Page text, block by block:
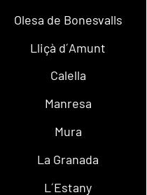
Olesa de Bonesvalls
Lliçà d´Amunt
Calella
Manresa
Mura
La Granada
L´Estany